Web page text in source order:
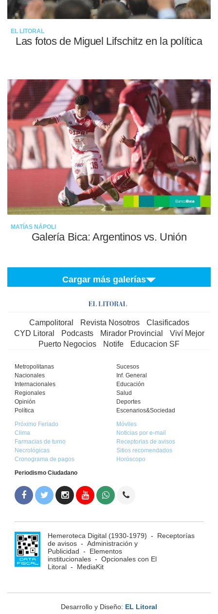
EL LITORAL
Las fotos de Miguel Lifschitz en la política
MATÍAS NÁPOLI
Galería Bica: Argentinos vs. Unión
Cargar más galerías
Campolitoral Revista Nosotros
Clasificados
CYD Litoral
Podcasts Mirador Provincial
Viví Mejor
Puerto Negocios
Notife Educacion SF
Metropolitanas
Nacionales
Internacionales
Regionales
Opinión
Política
Sucesos
Inf. General
Educación
Salud
Deportes
Escenarios&Sociedad
Próximo Feriado
Clima
Farmacias de turno
Necrológicas
Cronograma de pagos
Móviles
Noticias por e-mail
Receptorias de avisos
Sitios recomendados
Horóscopo
Periodismo Ciudadano
Hemeroteca Digital (1930-1979) - Receptorías
de avisos - Administración y
Publicidad - Elementos
institucionales - Opcionales con El
Litoral - MediaKit
Desarrollo y Diseño: EL Litoral